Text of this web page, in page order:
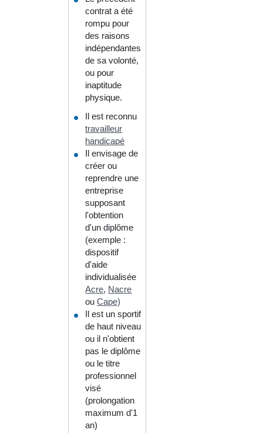
contrat a été
rompu pour
des raisons
indépendantes
de sa volonté,
ou pour
inaptitude
physique.
Il est reconnu
travailleur
handicapé
Il envisage de
créer ou
reprendre une
entreprise
supposant
l'obtention
d'un diplôme
(exemple :
dispositif
d'aide
individualisée
Acre, Nacre
ouCape)
Il est un sportif
de haut niveau
ou il n'obtient
pas le diplôme
ou le titre
professionnel
visé
(prolongation
maximum d'1
an)